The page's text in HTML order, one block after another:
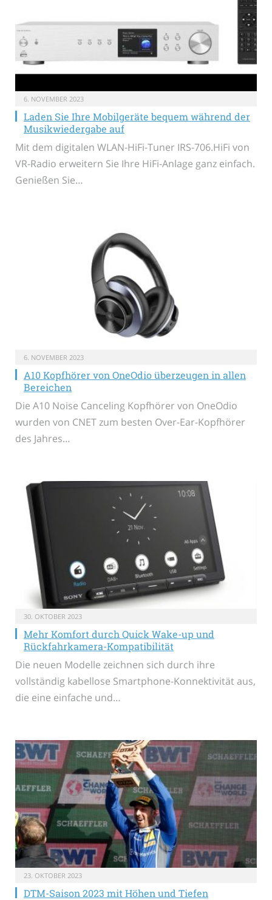
6. NOVEMBER 2023
Laden Sie Ihre Mobilgeräte bequem während der
Musikwiedergabe auf
Mit dem digitalen WLAN-HiFi-Tuner IRS-706.HiFi von
VR-Radio erweitern Sie Ihre HiFi-Anlage ganz einfach.
Genießen Sie…
6. NOVEMBER 2023
A10 Kopfhörer von OneOdio überzeugen in allen
Bereichen
Die A10 Noise Canceling Kopfhörer von OneOdio
wurden von CNET zum besten Over-Ear-Kopfhörer
des Jahres…
30. OKTOBER 2023
Mehr Komfort durch Quick Wake-up und
Rückfahrkamera-Kompatibilität
Die neuen Modelle zeichnen sich durch ihre
vollständig kabellose Smartphone-Konnektivität aus,
die eine einfache und…
23. OKTOBER 2023
DTM-Saison 2023 mit Höhen und Tiefen